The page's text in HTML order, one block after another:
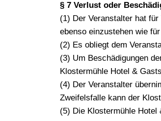
§ 7 Verlust oder
(1) Der Veranstalter hat
ebenso einzustehen wie
(2) Es obliegt dem
(3) Um Beschädigungen
Klostermühle Hotel &
(4) Der Veranstalter
Zweifelsfalle kann der
(5) Die Klostermühle Hotel